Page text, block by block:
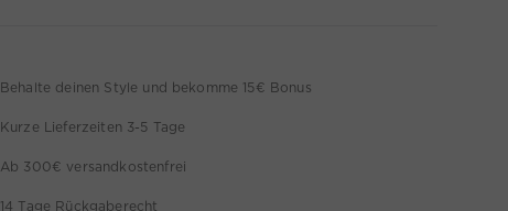
Behalte deinen Style und bekomme 15€ Bonus
Kurze Lieferzeiten 3-5 Tage
Ab 300€ versandkostenfrei
14 Tage Rückgaberecht